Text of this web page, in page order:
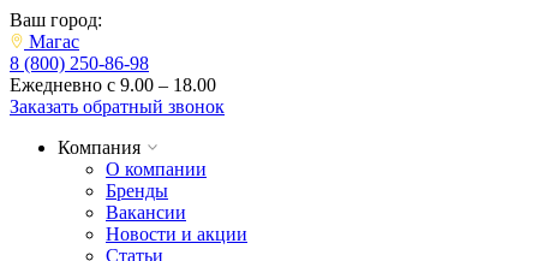
Ваш город:
Магас
8 (800) 250-86-98
Ежедневно с 9.00 – 18.00
Заказать обратный звонок
Компания
О компании
Бренды
Вакансии
Новости и акции
Статьи